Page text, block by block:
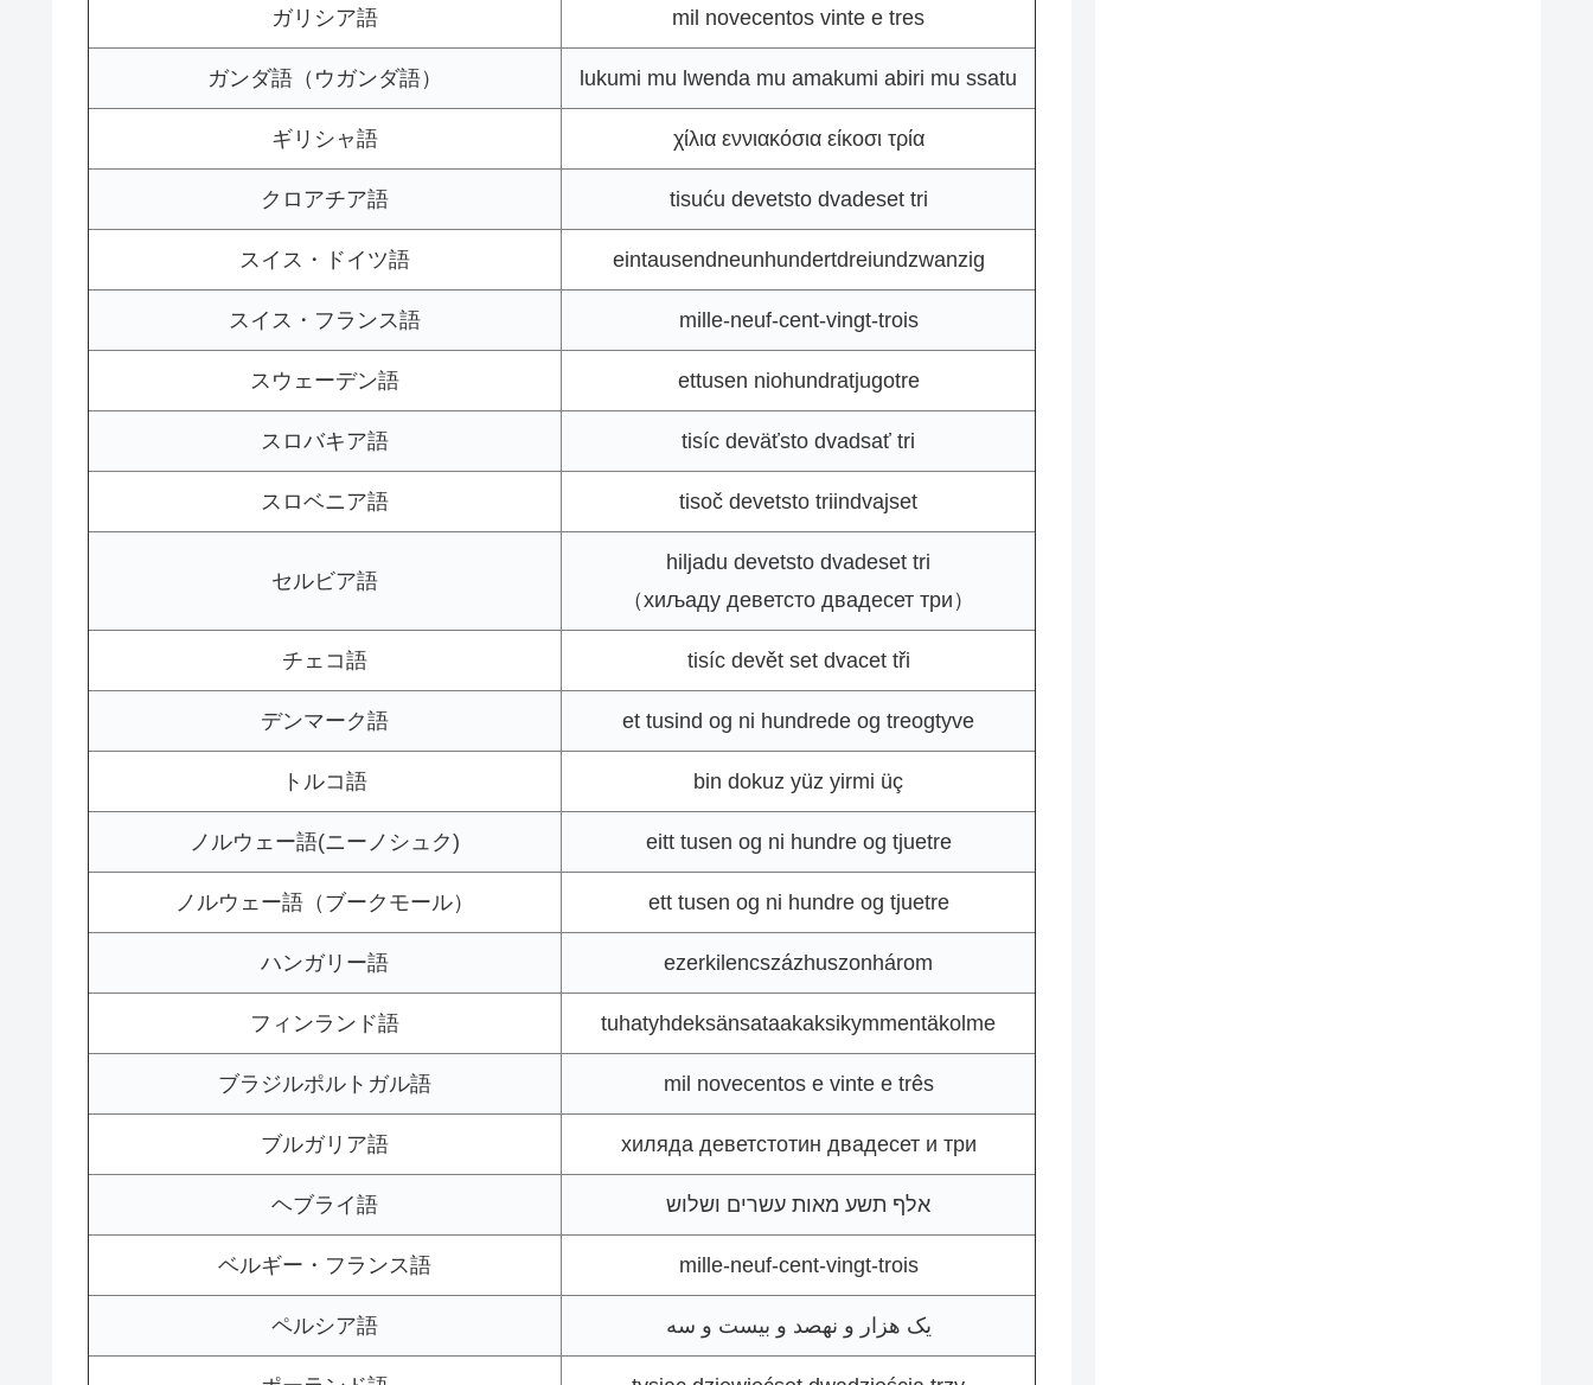
ガリシア語 mil novecentos vinte e tres
ガンダ語（ウガンダ語） lukumi mu lwenda mu amakumi abiri mu ssatu
ギリシャ語 χίλια εννιακόσια είκοσι τρία
クロアチア語 tisuću devetsto dvadeset tri
スイス・ドイツ語 eintausendneunhundertdreiundzwanzig
スイス・フランス語 mille-neuf-cent-vingt-trois
スウェーデン語 ettusen niohundratjugotre
スロバキア語 tisíc deväťsto dvadsať tri
スロベニア語 tisoč devetsto triindvajset
セルビア語
hiljadu devetsto dvadeset tri
（хиљаду деветсто двадесет три）
チェコ語 tisíc devět set dvacet tři
デンマーク語 et tusind og ni hundrede og treogtyve
トルコ語 bin dokuz yüz yirmi üç
ノルウェー語(ニーノシュク) eitt tusen og ni hundre og tjuetre
ノルウェー語（ブークモール） ett tusen og ni hundre og tjuetre
ハンガリー語 ezerkilencszázhuszonhárom
フィンランド語 tuhatyhdeksänsataakaksikymmentäkolme
ブラジルポルトガル語 mil novecentos e vinte e três
ブルガリア語 хиляда деветстотин двадесет и три
ヘブライ語 אלף תשע מאות עשרים ושלוש
ベルギー・フランス語 mille-neuf-cent-vingt-trois
ペルシア語 یک هزار و نهصد و بیست و سه